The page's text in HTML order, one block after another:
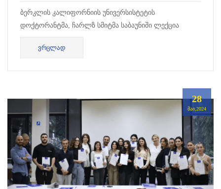
ბერკლის კალიფორნიის უნივერსისტეტის
დოქტორანტმა, ჩარლზ სმიტმა საბაუნიში ლექცია
წაიკითხა. ჩარლზი ამაჟამად ასწავლის ინგლისურ ენას
Fulbright-ის,...
ᲕᲠᲪᲚᲐᲓ
28
ᲛᲐᲘ,2024